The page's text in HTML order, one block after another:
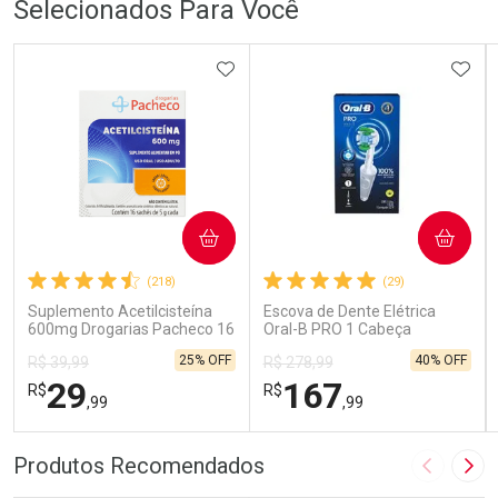
Selecionados Para Você
(218)
Suplemento Acetilcisteína
600mg Drogarias Pacheco 16
R$ 39,99
R$29,99
25% OFF
ADICIONAR AOS FAVORITOS
COMPRAR
FECHAR
FECHAR
(29)
Escova de Dente Elétrica
Oral-B PRO 1 Cabeça
Redonda Recarregável 1
Unidade
R$ 278,99
R$167,99
40% OFF
COMPRAR
Produtos Recomendados Imagem